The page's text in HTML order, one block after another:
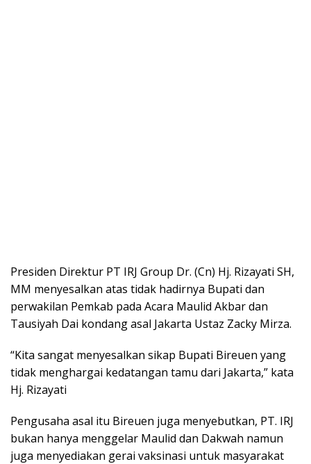
Presiden Direktur PT IRJ Group Dr. (Cn) Hj. Rizayati SH,
MM menyesalkan atas tidak hadirnya Bupati dan
perwakilan Pemkab pada Acara Maulid Akbar dan
Tausiyah Dai kondang asal Jakarta Ustaz Zacky Mirza.
“Kita sangat menyesalkan sikap Bupati Bireuen yang
tidak menghargai kedatangan tamu dari Jakarta,” kata
Hj. Rizayati
Pengusaha asal itu Bireuen juga menyebutkan, PT. IRJ
bukan hanya menggelar Maulid dan Dakwah namun
juga menyediakan gerai vaksinasi untuk masyarakat